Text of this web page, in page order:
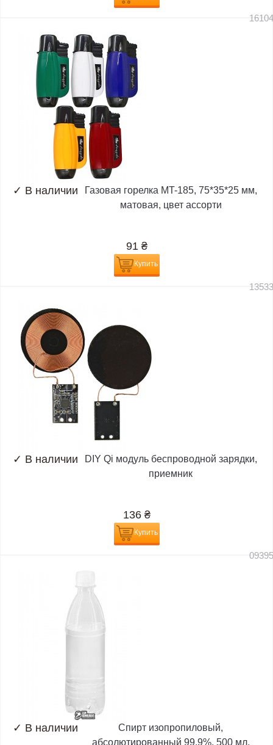
✓ В наличии
Газовая горелка MT-185, 75*35*25 мм,
матовая, цвет ассорти
91 ₴
Купить
✓ В наличии
DIY Qi модуль беспроводной зарядки,
приемник
136 ₴
Купить
✓ В наличии
Спирт изопропиловый,
абсолютированный 99,9%, 500 мл,